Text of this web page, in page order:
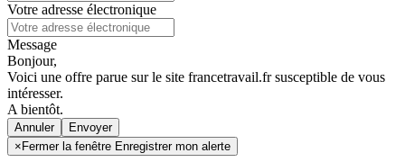
Votre adresse électronique
Message
Bonjour,
Voici une offre parue sur le site francetravail.fr susceptible de vous
intéresser.
A bientôt.
Annuler
× Fermer la fenêtre Enregistrer mon alerte